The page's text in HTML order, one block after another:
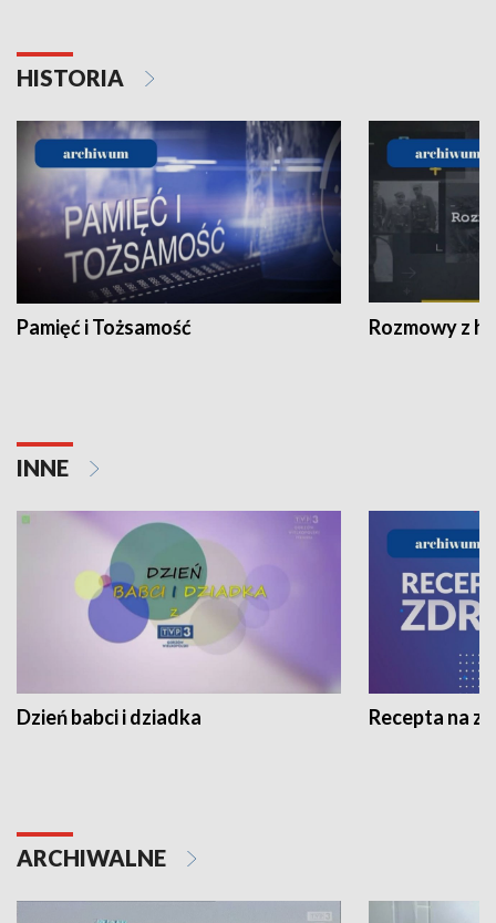
HISTORIA
Pamięć i Tożsamość Rozmowy z
INNE
Dzień babci i dziadka Recepta na
ARCHIWALNE